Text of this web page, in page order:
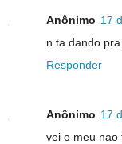
Anônimo 17
n ta dando pra
Responder
Anônimo 17
vei o meu nao